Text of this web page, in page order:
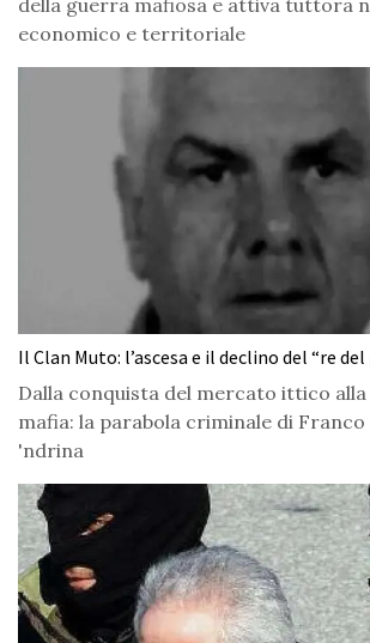
economico e territoriale
Il Clan Muto: l’ascesa e il declino del “re
Dalla conquista del mercato ittico
mafia: la parabola criminale di Franco
'ndrina